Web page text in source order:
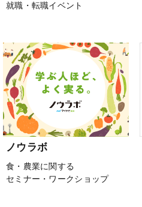
就職・転職イベント
ノウラボ
食・農業に関する
セミナー・ワークショップ